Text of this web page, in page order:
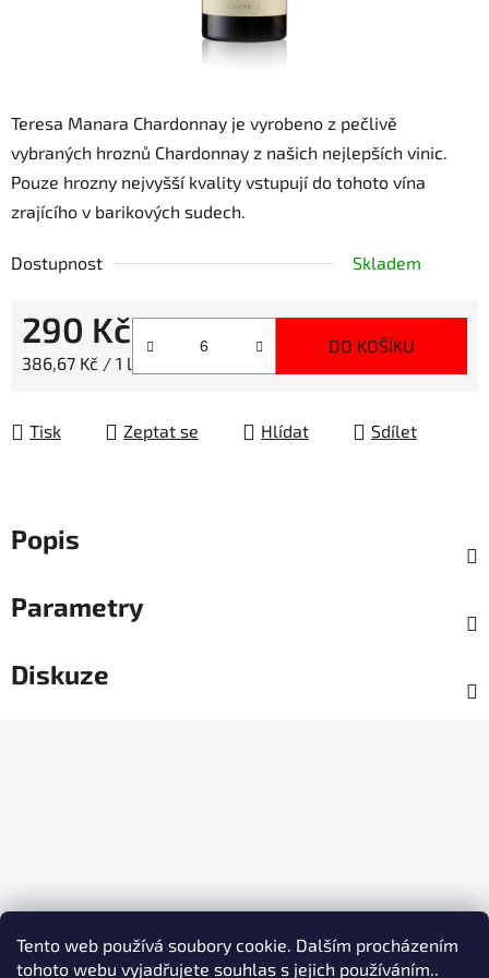
Tento web používá soubory cookie. Dalším procházením
tohoto webu vyjadřujete souhlas s jejich používáním..
Teresa Manara Chardonnay je vyrobeno z pečlivě
vybraných hroznů Chardonnay z našich nejlepších vinic.
Pouze hrozny nejvyšší kvality vstupují do tohoto vína
zrajícího v barikových sudech.
Dostupnost Skladem
290 Kč
Měrná cena:
386,67 Kč / 1 l
DO KOŠÍKU
Tisk Zeptat se Hlídat Sdílet
Popis
Parametry
Diskuze